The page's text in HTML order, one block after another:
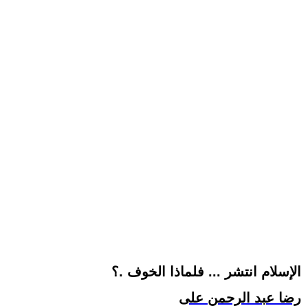
الإسلام انتشر ... فلماذا الخوف .؟
رضا عبد الرحمن على